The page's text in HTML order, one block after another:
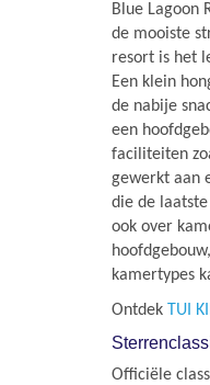
Blue Lagoon
de mooiste
resort is het
Een klein
de nabije
een
faciliteiten
gewerkt aan
die de
ook over
kamertypes
Ontdek TUI
Officiële